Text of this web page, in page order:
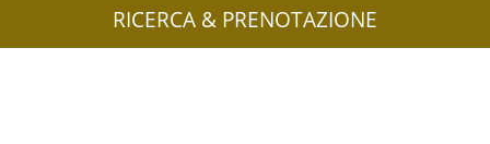
RICERCA & PRENOTAZIONE